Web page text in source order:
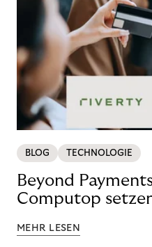
BLOG TECHNOLOGIE
Beyond
Computop
MEHR LESEN